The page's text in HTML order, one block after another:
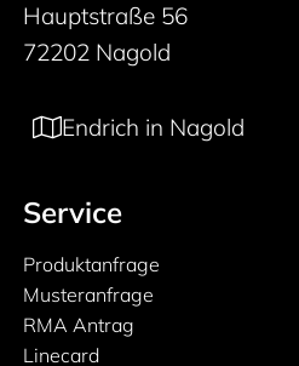
Hauptstraße 56
72202 Nagold
Endrich in Nagold
Service
Produktanfrage
Musteranfrage
RMA Antrag
Linecard